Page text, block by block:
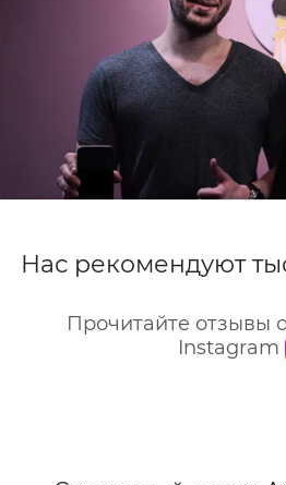
Нас рекомендуют
Прочитайте отзывы
Instagram